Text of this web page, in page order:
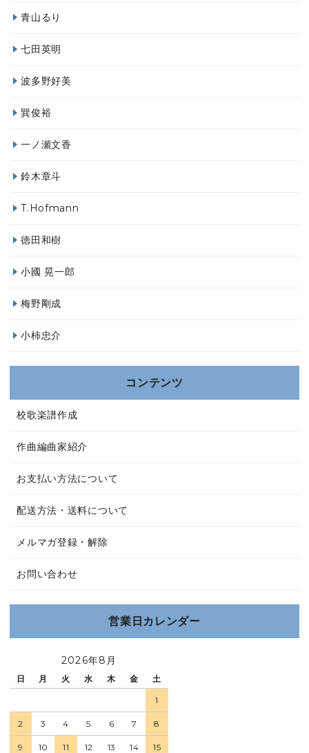
青山るり
七田英明
波多野好美
巽俊裕
一ノ瀬文香
鈴木章斗
T.Hofmann
徳田和樹
小國 晃一郎
梅野剛成
小柿忠介
コンテンツ
校歌楽譜作成
作曲編曲家紹介
お支払い方法について
配送方法・送料について
メルマガ登録・解除
お問い合わせ
営業日カレンダー
2026年8月
日 月 火 水 木 金 土
1
2 3 4 5 6 7 8
9 10 11 12 13 14 15